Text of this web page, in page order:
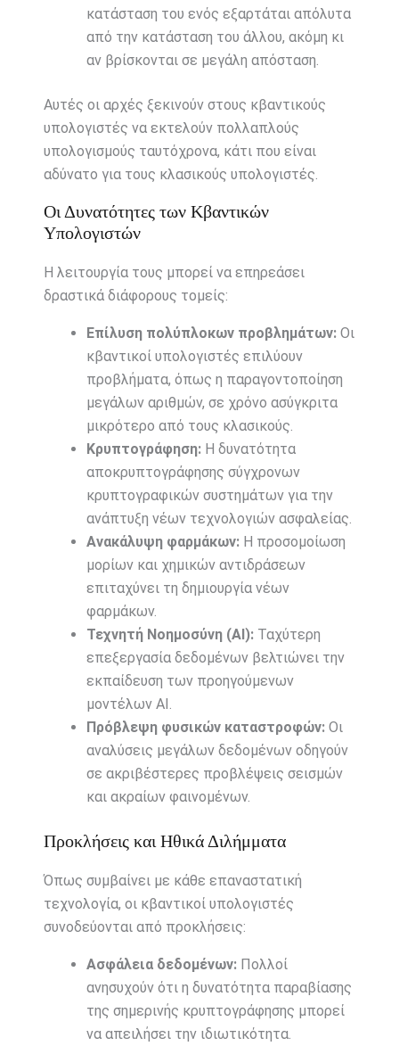
κατάσταση του ενός εξαρτάται απόλυτα
από την κατάσταση του άλλου, ακόμη κι
αν βρίσκονται σε μεγάλη απόσταση.
Αυτές οι αρχές ξεκινούν στους κβαντικούς
υπολογιστές να εκτελούν πολλαπλούς
υπολογισμούς ταυτόχρονα, κάτι που είναι
αδύνατο για τους κλασικούς υπολογιστές.
Οι Δυνατότητες των Κβαντικών
Υπολογιστών
Η λειτουργία τους μπορεί να επηρεάσει
δραστικά διάφορους τομείς:
Επίλυση πολύπλοκων προβλημάτων:Οι
κβαντικοί υπολογιστές επιλύουν
προβλήματα, όπως η παραγοντοποίηση
μεγάλων αριθμών, σε χρόνο ασύγκριτα
μικρότερο από τους κλασικούς.
Κρυπτογράφηση:Η δυνατότητα
αποκρυπτογράφησης σύγχρονων
κρυπτογραφικών συστημάτων για την
ανάπτυξη νέων τεχνολογιών ασφαλείας.
Ανακάλυψη φαρμάκων:Η προσομοίωση
μορίων και χημικών αντιδράσεων
επιταχύνει τη δημιουργία νέων
φαρμάκων.
Τεχνητή Νοημοσύνη (AI):Ταχύτερη
επεξεργασία δεδομένων βελτιώνει την
εκπαίδευση των προηγούμενων
μοντέλων AI.
Πρόβλεψη φυσικών καταστροφών:Οι
αναλύσεις μεγάλων δεδομένων οδηγούν
σε ακριβέστερες προβλέψεις σεισμών
και ακραίων φαινομένων.
Προκλήσεις και Ηθικά Διλήμματα
Όπως συμβαίνει με κάθε επαναστατική
τεχνολογία, οι κβαντικοί υπολογιστές
συνοδεύονται από προκλήσεις:
Ασφάλεια δεδομένων:Πολλοί
ανησυχούν ότι η δυνατότητα παραβίασης
της σημερινής κρυπτογράφησης μπορεί
να απειλήσει την ιδιωτικότητα.